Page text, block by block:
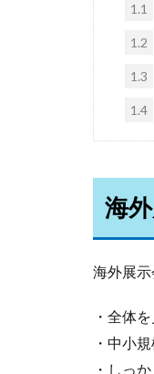
1.1
1.2
1.3
1.4
海
海外展示
・全体
・中小
・しっ